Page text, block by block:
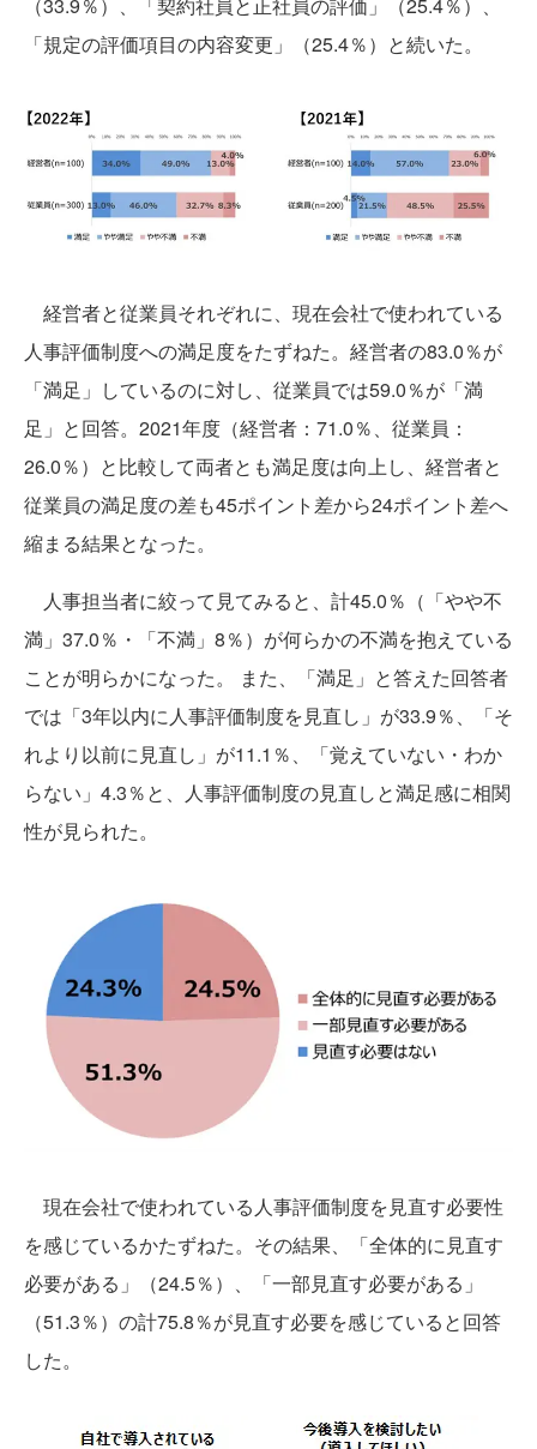
「規定の評価項目の内容変更」（25.4％）と続いた。
経営者と従業員それぞれに、現在会社で使われている
人事評価制度への満足度をたずねた。経営者の83.0％が
「満足」しているのに対し、従業員では59.0％が「満
足」と回答。2021年度（経営者：71.0％、従業員：
26.0％）と比較して両者とも満足度は向上し、経営者と
従業員の満足度の差も45ポイント差から24ポイント差へ
縮まる結果となった。
人事担当者に絞って見てみると、計45.0％（「やや不
満」37.0％・「不満」8％）が何らかの不満を抱えている
ことが明らかになった。 また、「満足」と答えた回答者
では「3年以内に人事評価制度を見直し」が33.9％、「そ
れより以前に見直し」が11.1％、「覚えていない・わか
らない」4.3％と、人事評価制度の見直しと満足感に相関
性が見られた。
現在会社で使われている人事評価制度を見直す必要性
を感じているかたずねた。その結果、「全体的に見直す
必要がある」（24.5％）、「一部見直す必要がある」
（51.3％）の計75.8％が見直す必要を感じていると回答
した。